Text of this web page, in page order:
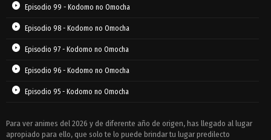
Episodio 99 - Kodomo no Omocha
Episodio 98 - Kodomo no Omocha
Episodio 97 - Kodomo no Omocha
Episodio 96 - Kodomo no Omocha
Episodio 95 - Kodomo no Omocha
Episodio 93 - Kodomo no Omocha
Para ver animes del 2026 y de diferente año de origen, has llegado al lugar
apropiado para ello, que solo te lo puede brindar tu lugar predilecto